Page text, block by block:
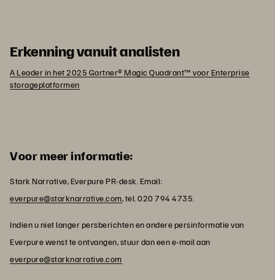
Erkenning vanuit analisten
A Leader in het 2025 Gartner® Magic Quadrant™ voor Enterprise
storageplatformen
Voor meer informatie:
Stark Narrative, Everpure PR-desk. Email:
everpure@starknarrative.com, tel. 020 794 4735.
Indien u niet langer persberichten en andere persinformatie van
Everpure wenst te ontvangen, stuur dan een e-mail aan
everpure@starknarrative.com